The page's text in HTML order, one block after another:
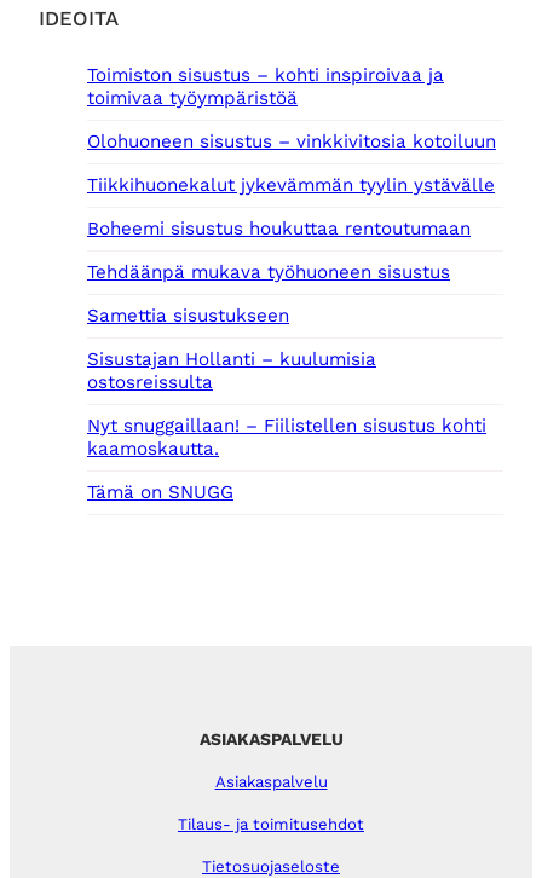
IDEOITA
Toimiston sisustus – kohti inspiroivaa ja
toimivaa työympäristöä
Olohuoneen sisustus – vinkkivitosia kotoiluun
Tiikkihuonekalut jykevämmän tyylin ystävälle
Boheemi sisustus houkuttaa rentoutumaan
Tehdäänpä mukava työhuoneen sisustus
Samettia sisustukseen
Sisustajan Hollanti – kuulumisia
ostosreissulta
Nyt snuggaillaan! – Fiilistellen sisustus kohti
kaamoskautta.
Tämä on SNUGG
ASIAKASPALVELU
Asiakaspalvelu
Tilaus- ja toimitusehdot
Tietosuojaseloste